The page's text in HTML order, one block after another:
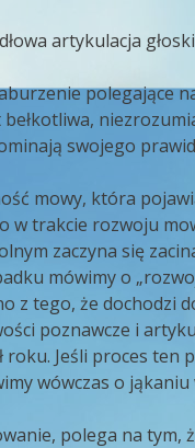
artykulacja
swojego
mowy, która
w trakcie rozwoju
zaczyna się
mówimy o
z tego, że dochodzi
poznawcze i
Jeśli proces ten
wówczas o
polega na tym,